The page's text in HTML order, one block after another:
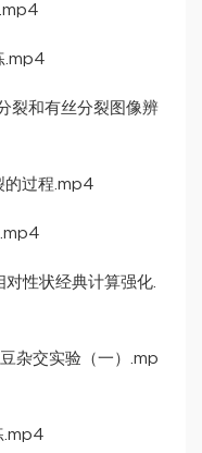
.mp4
裂和有丝分裂图像辨
的过程.mp4
性状经典计算强化.
杂交实验（一）.mp
.mp4